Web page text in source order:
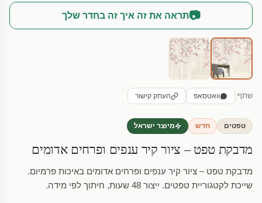
📷תראה את זה איך זה בחדר שלך
שתף: וואטסאפ העתק קישור
טפטים חדש מיוצר ישראל
מדבקת טפט – ציור קיר ענפים ופרחים אדומים
מדבקת טפט – ציור קיר ענפים ופרחים אדומים באיכות פרמיום.
שייכת לקטגוריית טפטים. ייצור 48 שעות, חיתוך לפי מידה.